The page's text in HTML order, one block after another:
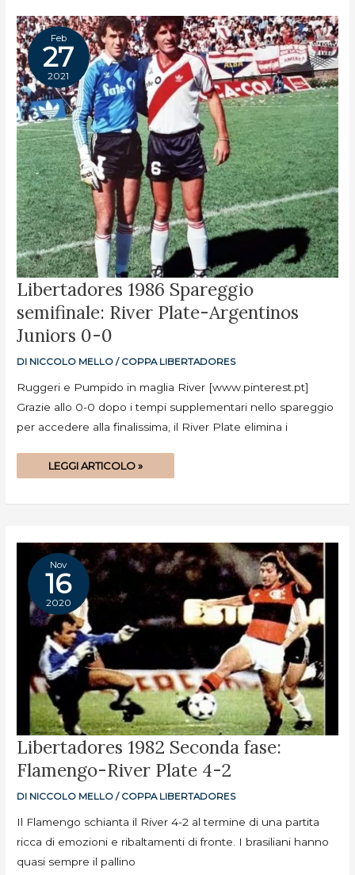
Feb
27
2021
Libertadores 1986 Spareggio
semifinale: River Plate-Argentinos
Juniors 0-0
DI NICCOLO MELLO/ COPPA LIBERTADORES
Ruggeri e Pumpido in maglia River [www.pinterest.pt]
Grazie allo 0-0 dopo i tempi supplementari nello spareggio
per accedere alla finalissima, il River Plate elimina i
LIBERTADORES
1986
SEMIFINALE:
RIVER
PLATE-
ARGENTINOS
0-
0
LEGGI ARTICOLO »
Nov
16
2020
Libertadores 1982 Seconda fase:
Flamengo-River Plate 4-2
DI NICCOLO MELLO/ COPPA LIBERTADORES
Il Flamengo schianta il River 4-2 al termine di una partita
ricca di emozioni e ribaltamenti di fronte. I brasiliani hanno
quasi sempre il pallino
LIBERTADORES
1982
FASE:
FLAMENGO-
PLATE